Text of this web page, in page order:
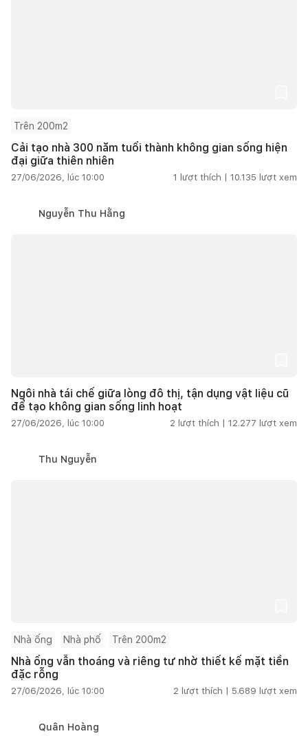
Trên 200m2
Cải tạo nhà 300 năm tuổi thành không gian sống hiện
đại giữa thiên nhiên
27/06/2026, lúc 10:00 1 lượt thích | 10.135 lượt xem
Nguyễn Thu Hằng
Ngôi nhà tái chế giữa lòng đô thị, tận dụng vật liệu cũ
để tạo không gian sống linh hoạt
27/06/2026, lúc 10:00 2 lượt thích | 12.277 lượt xem
Thu Nguyễn
Nhà ống Nhà phố Trên 200m2
Nhà ống vẫn thoáng và riêng tư nhờ thiết kế mặt tiền
đặc rỗng
27/06/2026, lúc 10:00 2 lượt thích | 5.689 lượt xem
Quân Hoàng